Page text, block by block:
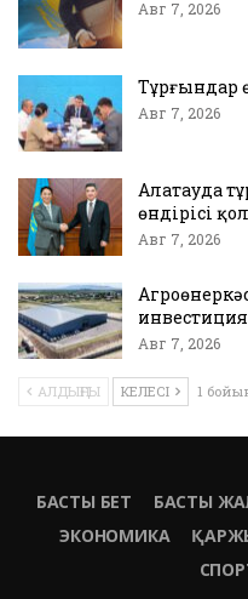
Авг 7, 2026
Тұрғындар
Авг 7, 2026
Алатауда
өндірісі
Авг 7, 2026
инвестиция
Авг 7, 2026
АЛДЫҢҒЫ КЕЛЕСІ 1
БАСТЫ БЕТ БАСТЫ
ЭКОНОМИКА